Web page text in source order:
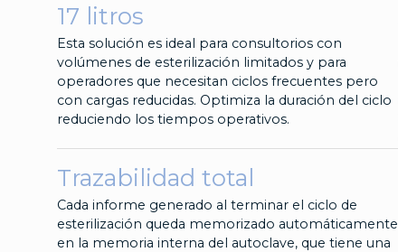
17 litros
Esta solución es ideal para consultorios con
volúmenes de esterilización limitados y para
operadores que necesitan ciclos frecuentes pero
con cargas reducidas. Optimiza la duración del ciclo
reduciendo los tiempos operativos.
Trazabilidad total
Cada informe generado al terminar el ciclo de
esterilización queda memorizado automáticamente
en la memoria interna del autoclave, que tiene una